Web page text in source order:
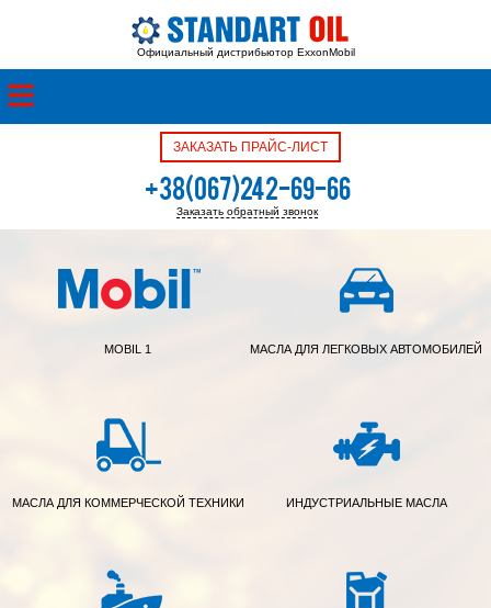
Официальный дистрибьютор ExxonMobil
ЗАКАЗАТЬ ПРАЙС-ЛИСТ
+38(067)242-69-66
+38(050)342-39-05
Заказать обратный звонок
MOBIL 1 МАСЛА ДЛЯ ЛЕГКОВЫХ АВТОМОБИЛЕЙ
МАСЛА ДЛЯ КОММЕРЧЕСКОЙ ТЕХНИКИ ИНДУСТРИАЛЬНЫЕ МАСЛА